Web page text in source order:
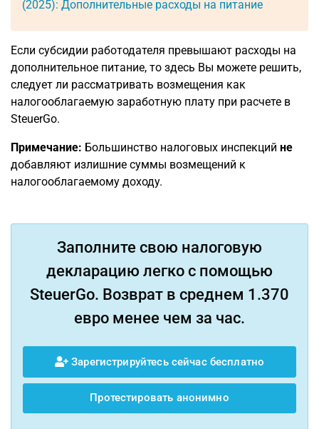
(2025): Дополнительные расходы на питание
Если субсидии работодателя превышают расходы на
дополнительное питание, то здесь Вы можете решить,
следует ли рассматривать возмещения как
налогооблагаемую заработную плату при расчете в
SteuerGo.
Примечание: Большинство налоговых инспекций не
добавляют излишние суммы возмещений к
налогооблагаемому доходу.
Заполните свою налоговую
декларацию легко с помощью
SteuerGo. Возврат в среднем 1.370
евро менее чем за час.
Зарегистрируйтесь сейчас бесплатно
Протестировать анонимно